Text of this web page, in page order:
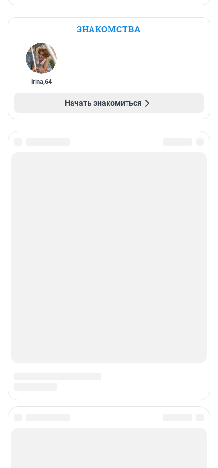
ЗНАКОМСТВА
irina,64
Начать знакомиться